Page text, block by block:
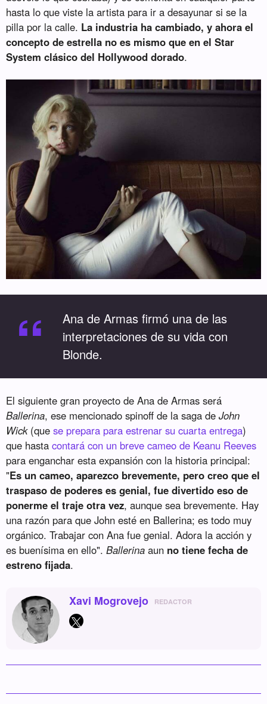
hasta lo que viste la artista para ir a desayunar si se la
pilla por la calle. La industria ha cambiado, y ahora el
concepto de estrella no es mismo que en el Star
System clásico del Hollywood dorado.
“
Ana de Armas firmó una de las
interpretaciones de su vida con
Blonde.
El siguiente gran proyecto de Ana de Armas será
Ballerina, ese mencionado spinoff de la saga deJohn
Wick(quese prepara para estrenar su cuarta entrega)
que hastacontará con un breve cameo de Keanu Reeves
para enganchar esta expansión con la historia principal:
"Es un cameo, aparezco brevemente, pero creo que el
traspaso de poderes es genial, fue divertido eso de
ponerme el traje otra vez, aunque sea brevemente. Hay
una razón para que John esté en Ballerina; es todo muy
orgánico. Trabajar con Ana fue genial. Adora la acción y
es buenísima en ello".Ballerina aun no tiene fecha de
estreno fijada.
Xavi Mogrovejo REDACTOR